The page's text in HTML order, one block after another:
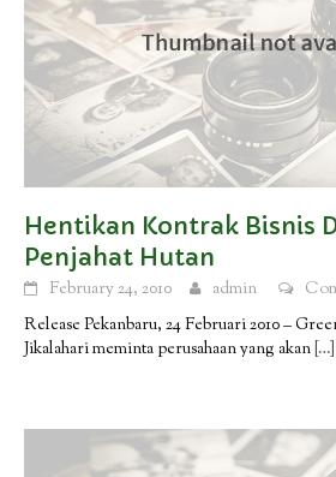
Hentikan Kontrak Bisnis
Penjahat Hutan
February 24, 2010 admin
Release Pekanbaru, 24 Februari 2010 –
Jikalahari meminta perusahaan yang akan […]